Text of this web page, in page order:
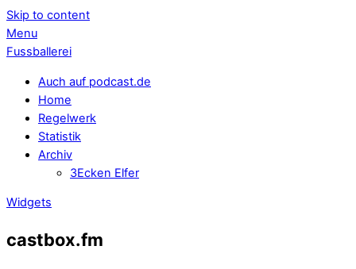
Skip to content
Menu
Fussballerei
Auch auf podcast.de
Home
Regelwerk
Statistik
Archiv
3Ecken Elfer
Widgets
castbox.fm